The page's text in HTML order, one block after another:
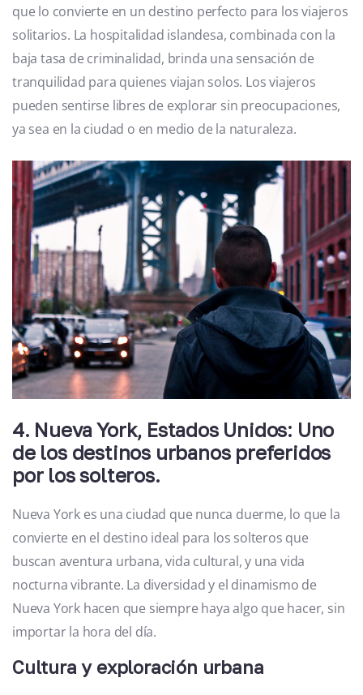
que lo convierte en un destino perfecto para los viajeros
solitarios. La hospitalidad islandesa, combinada con la
baja tasa de criminalidad, brinda una sensación de
tranquilidad para quienes viajan solos. Los viajeros
pueden sentirse libres de explorar sin preocupaciones,
ya sea en la ciudad o en medio de la naturaleza.
4. Nueva York, Estados Unidos: Uno
de los destinos urbanos preferidos
por los solteros.
Nueva York es una ciudad que nunca duerme, lo que la
convierte en el destino ideal para los solteros que
buscan aventura urbana, vida cultural, y una vida
nocturna vibrante. La diversidad y el dinamismo de
Nueva York hacen que siempre haya algo que hacer, sin
importar la hora del día.
Cultura y exploración urbana